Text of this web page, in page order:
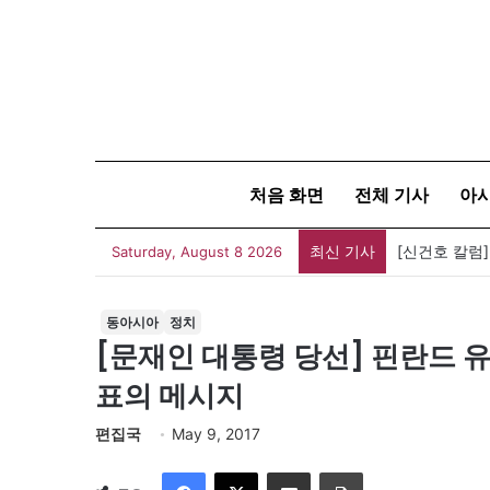
처음 화면 전체 기사 아
Saturday, August 8 2026 최신 기사 유가협 창립
동아시아 정치
[문재인 대통령 당선] 핀란드
표의 메시지
편집국 May 9, 2017
이메일